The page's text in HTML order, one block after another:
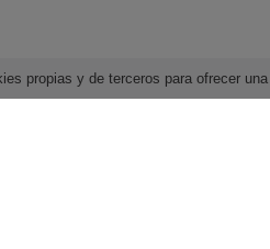
propias y de terceros para ofrecer